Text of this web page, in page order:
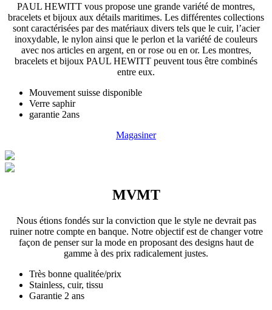
PAUL HEWITT vous propose une grande variété de montres,
bracelets et bijoux aux détails maritimes. Les différentes collections
sont caractérisées par des matériaux divers tels que le cuir, l’acier
inoxydable, le nylon ainsi que le perlon et la variété de couleurs
avec nos articles en argent, en or rose ou en or. Les montres,
bracelets et bijoux PAUL HEWITT peuvent tous être combinés
entre eux.
Mouvement suisse disponible
Verre saphir
garantie 2ans
Magasiner
MVMT
Nous étions fondés sur la conviction que le style ne devrait pas
ruiner notre compte en banque. Notre objectif est de changer votre
façon de penser sur la mode en proposant des designs haut de
gamme à des prix radicalement justes.
Très bonne qualitée/prix
Stainless, cuir, tissu
Garantie 2 ans